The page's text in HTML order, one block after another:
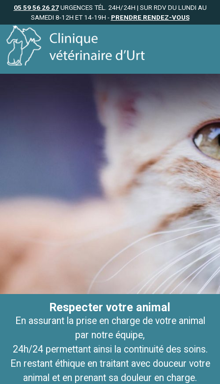
05 59 56 26 27URGENCES TÉL. 24H/24H | SUR RDV DU LUNDI AU
SAMEDI 8-12H ET 14-19H - PRENDRE RENDEZ-VOUS
Respecter votre animal
En assurant la prise en charge de votre animal
par notre équipe,
24h/24 permettant ainsi la continuité des soins.
En restant éthique en traitant avec douceur votre
animal et en prenant sa douleur en charge.
Vous respecter
En tenant nos engagements et nos devis En vous
intégrant à la
démarche diagnostique et thérapeutique et en
agissant après concertation et choix
éclairé de votre part En respectant le secret